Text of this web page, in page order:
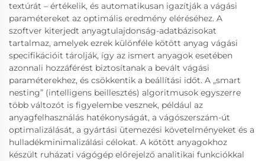
textúrát – értékelik, és automatikusan igazítják a vágási
paramétereket az optimális eredmény eléréséhez. A
szoftver kiterjedt anyagtulajdonság-adatbázisokat
tartalmaz, amelyek ezrek különféle kötött anyag vágási
specifikációit tárolják, így az ismert anyagok esetében
azonnali hozzáférést biztosítanak a bevált vágási
paraméterekhez, és csökkentik a beállítási időt. A „smart
nesting” (intelligens beillesztés) algoritmusok egyszerre
több változót is figyelembe vesznek, például az
anyagfelhasználás hatékonyságát, a vágószerszám-út
optimalizálását, a gyártási ütemezési követelményeket és a
hulladékminimalizálási célokat. A kötött anyagokhoz
készült ruházati vágógép előrejelző analitikai funkciókkal